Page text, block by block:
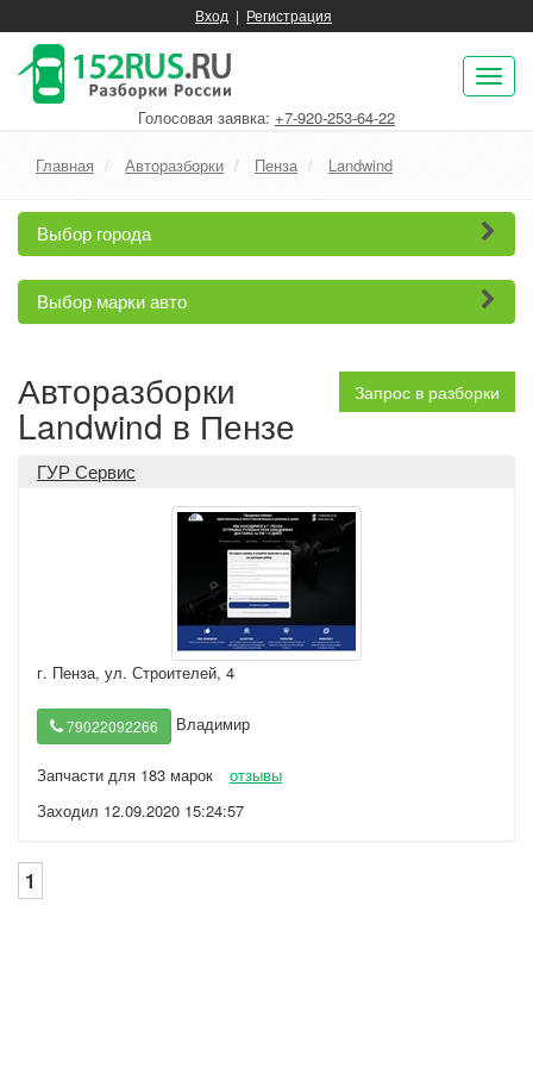
Вход | Регистрация
Голосовая заявка: +7-920-253-64-22
Главная Авторазборки Пенза Landwind
Выбор города
Выбор марки авто
Запрос в разборки
Авторазборки
Landwind в Пензе
ГУР Сервис
г. Пенза, ул. Строителей, 4
79022092266 Владимир
Запчасти для 183 марок
отзывы
Заходил 12.09.2020 15:24:57
1